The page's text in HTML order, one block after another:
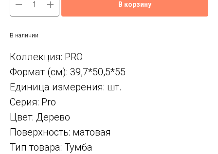
В корзину
В наличии
Коллекция: PRO
Формат (см): 39,7*50,5*55
Единица измерения: шт.
Серия: Pro
Цвет: Дерево
Поверхность: матовая
Тип товара: Тумба